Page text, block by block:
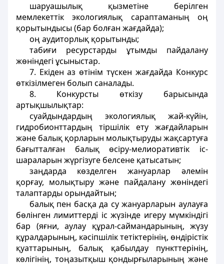
шаруашылық қызметіне берілген
мемлекеттік экологиялық сараптаманың оң
қорытындысы (бар болған жағдайда);
оң аудиторлық қорытынды;
табиғи ресурстарды ұтымды пайдалану
жөніндегі ұсыныстар.
7. Екіден аз өтінім түскен жағдайда Конкурс
өткізілмеген болып саналады.
8. Конкурсты өткізу барысында
артықшылықтар:
суайдындардың экологиялық жай-күйін,
гидробионттардың тіршілік ету жағдайларын
және балық қорларын молықтыруды жақсартуға
бағытталған балық өсіру-мелиоративтік іс-
шараларын жүргізуге белсене қатысатын;
заңдарда көзделген жануарлар әлемін
қорғау, молықтыру және пайдалану жөніндегі
талаптарды орындайтын;
балық пен басқа да су жануарларын аулауға
бөлінген лимиттерді іс жүзінде игеру мүмкіндігі
бар (яғни, аулау құрал-саймандарының, жүзу
құралдарының, кәсіпшілік тетіктерінің, өндірістік
қуаттарының, балық қабылдау пункттерінің,
көлігінің, тоңазытқыш қондырғыларының және